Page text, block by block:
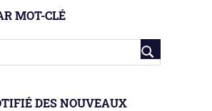
MOT-CLÉ
DES NOUVEAUX